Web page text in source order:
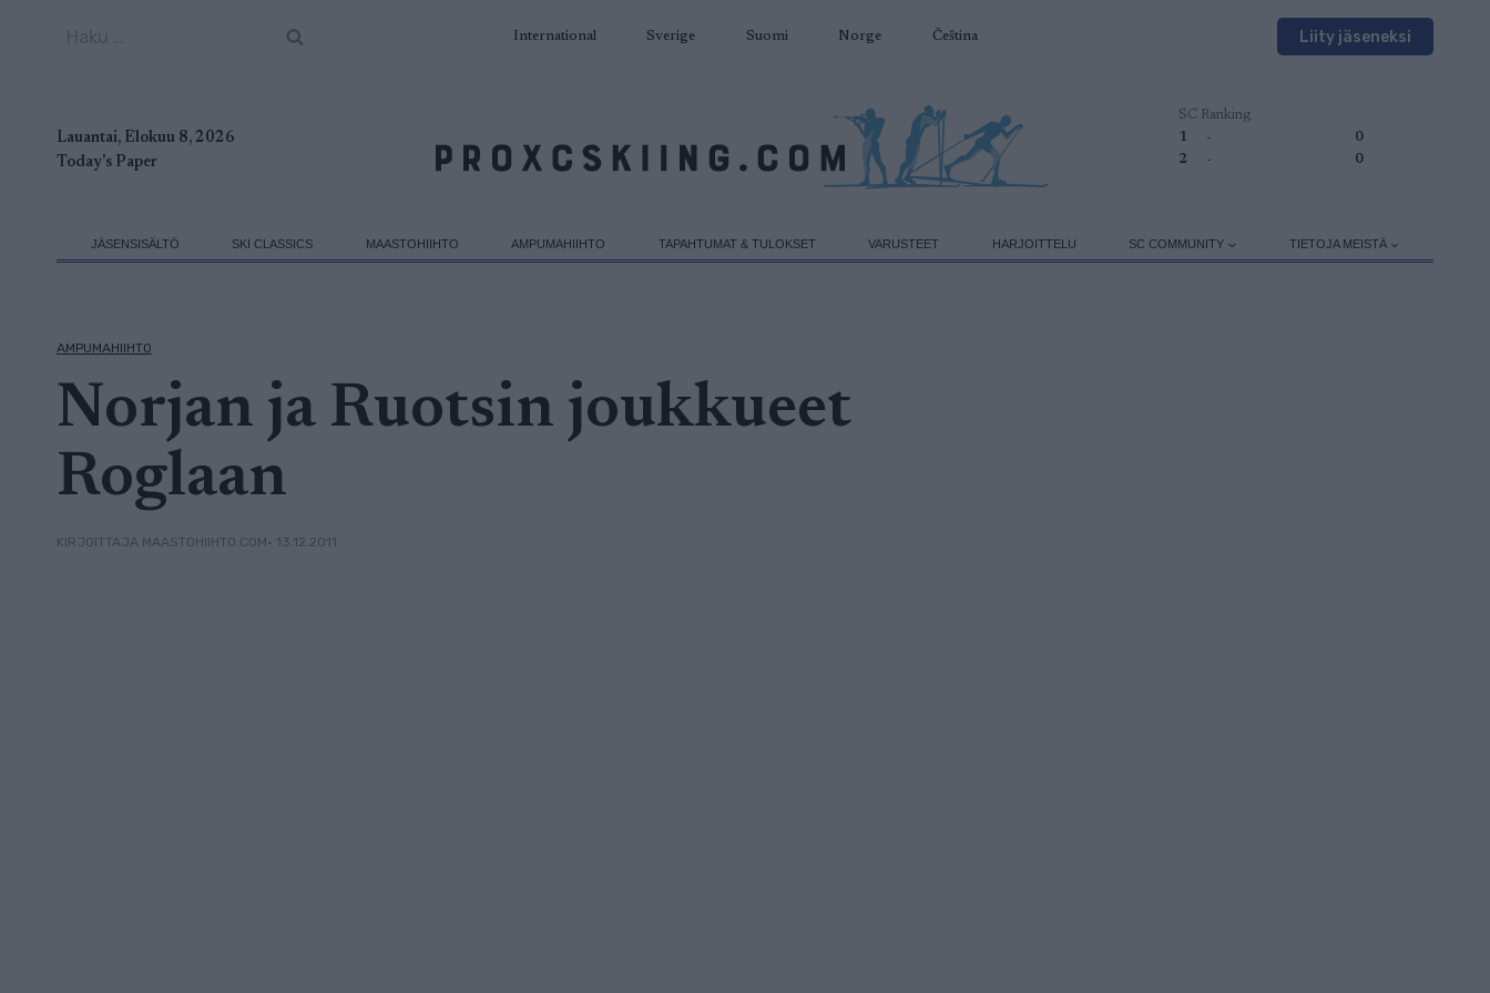
International Sverige Suomi Norge Čeština Liity jäseneksi
Lauantai, Elokuu 8, 2026
Today's Paper
SC Ranking
1
-
0
2
- 0
JÄSENSISÄLTÖ SKI CLASSICS MAASTOHIIHTO AMPUMAHIIHTO TAPAHTUMAT & TULOKSET VARUSTEET HARJOITTELU SC COMMUNITY TIETOJA MEISTÄ
AMPUMAHIIHTO
Norjan ja Ruotsin joukkueet
Roglaan
KIRJOITTAJA MAASTOHIIHTO.COM• 13.12.2011